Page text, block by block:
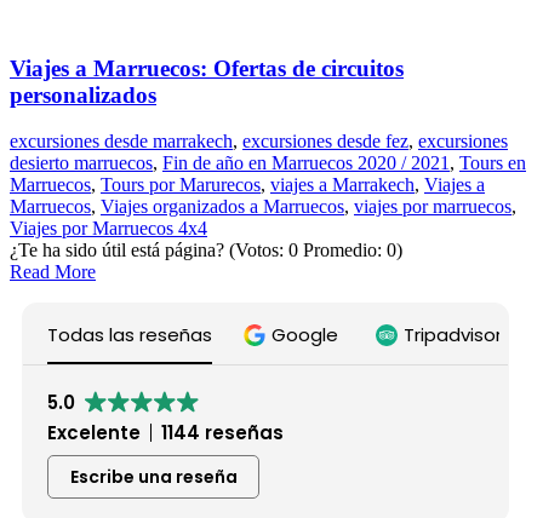
Viajes a Marruecos: Ofertas de circuitos
personalizados
excursiones desde marrakech, excursiones desde fez, excursiones
desierto marruecos, Fin de año en Marruecos 2020 / 2021 , Tours en
Marruecos, Tours por Marurecos, viajes a Marrakech, Viajes a
Marruecos, Viajes organizados a Marruecos, viajes por marruecos,
Viajes por Marruecos 4x4
¿Te ha sido útil está página? (Votos: 0 Promedio: 0)
Read More
Todas las reseñas Google Tripadvisor
5.0
Excelente
1144 reseñas
Escribe una reseña